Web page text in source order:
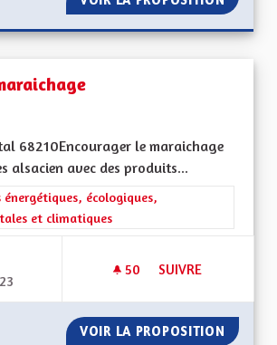
68210Encourager le maraichage
alsacien avec des produits...
de la catégorie : Les transitions
écologiques,
et climatiques
50 50 ABONNÉS
SUIVRE
VOIR LA PROPOSITION